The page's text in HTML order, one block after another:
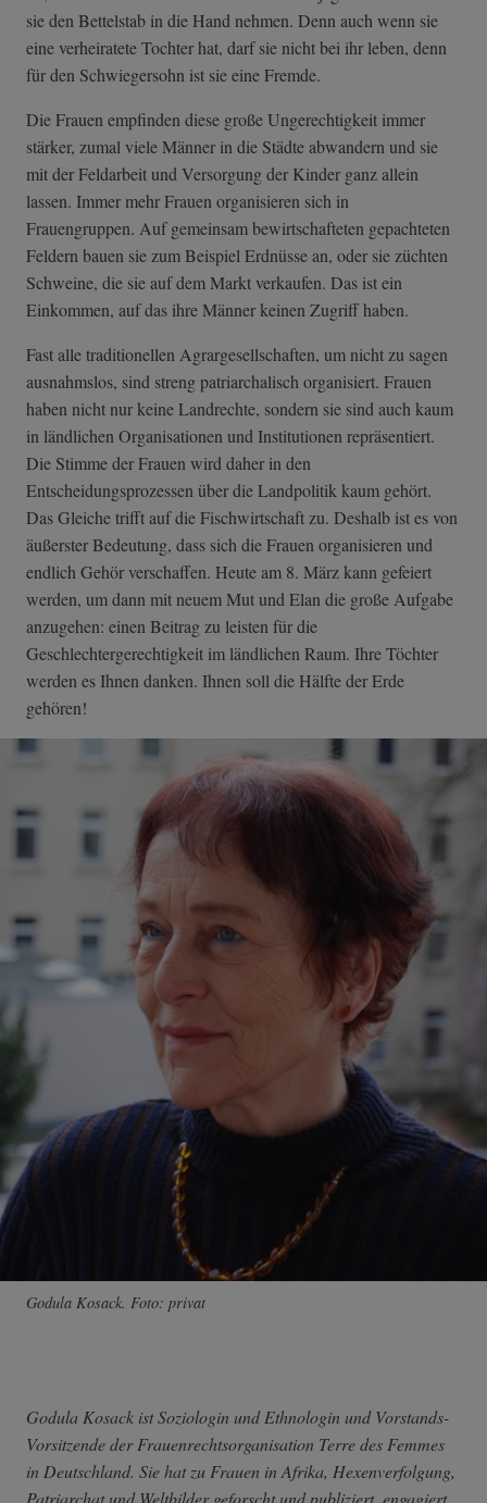
sie den Bettelstab in die Hand nehmen. Denn auch wenn sie
eine verheiratete Tochter hat, darf sie nicht bei ihr leben, denn
für den Schwiegersohn ist sie eine Fremde.
Die Frauen empfinden diese große Ungerechtigkeit immer
stärker, zumal viele Männer in die Städte abwandern und sie
mit der Feldarbeit und Versorgung der Kinder ganz allein
lassen. Immer mehr Frauen organisieren sich in
Frauengruppen. Auf gemeinsam bewirtschafteten gepachteten
Feldern bauen sie zum Beispiel Erdnüsse an, oder sie züchten
Schweine, die sie auf dem Markt verkaufen. Das ist ein
Einkommen, auf das ihre Männer keinen Zugriff haben.
Fast alle traditionellen Agrargesellschaften, um nicht zu sagen
ausnahmslos, sind streng patriarchalisch organisiert. Frauen
haben nicht nur keine Landrechte, sondern sie sind auch kaum
in ländlichen Organisationen und Institutionen repräsentiert.
Die Stimme der Frauen wird daher in den
Entscheidungsprozessen über die Landpolitik kaum gehört.
Das Gleiche trifft auf die Fischwirtschaft zu. Deshalb ist es von
äußerster Bedeutung, dass sich die Frauen organisieren und
endlich Gehör verschaffen. Heute am 8. März kann gefeiert
werden, um dann mit neuem Mut und Elan die große Aufgabe
anzugehen: einen Beitrag zu leisten für die
Geschlechtergerechtigkeit im ländlichen Raum. Ihre Töchter
werden es Ihnen danken. Ihnen soll die Hälfte der Erde
gehören!
Godula Kosack. Foto: privat
Godula Kosack ist Soziologin und Ethnologin und Vorstands-
Vorsitzende der Frauenrechtsorganisation Terre des Femmes
in Deutschland. Sie hat zu Frauen in Afrika, Hexenverfolgung,
Patriarchat und Weltbilder geforscht und publiziert, engagiert